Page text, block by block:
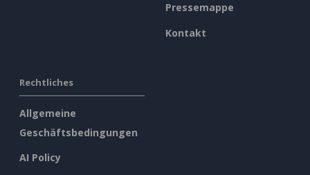
Pressemappe
Kontakt
Rechtliches
Allgemeine
Geschäftsbedingungen
AI Policy